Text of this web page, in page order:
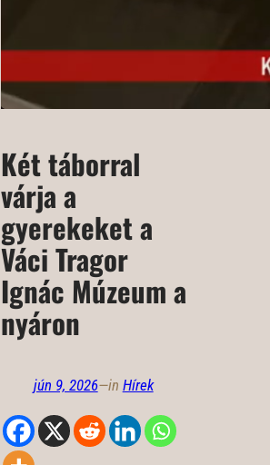
Két táborral
várja a
gyerekeket a
Váci Tragor
Ignác Múzeum a
nyáron
jún 9, 2026—in Hírek